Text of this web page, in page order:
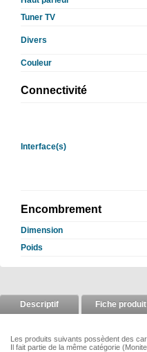
Tuner TV
Divers
Couleur
Connectivité
Interface(s)
Encombrement
Dimension
Poids
Descriptif Fiche produit
Les produits suivants possèdent des
Il fait partie de la même catégorie